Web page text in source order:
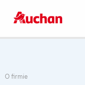
Lista
O firmie